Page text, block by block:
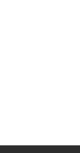
개발에 관한 연구